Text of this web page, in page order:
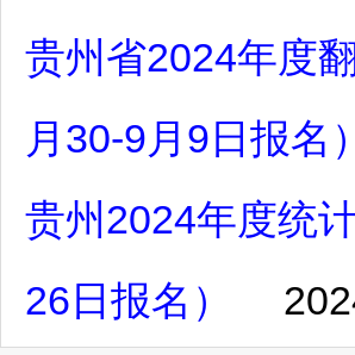
贵州省2024年度
月30-9月9日报名）
贵州2024年度统
26日报名）